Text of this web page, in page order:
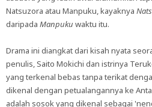
Natsuzora atau Manpuku, kayaknya
daripada Manpuku waktu itu.
Drama ini diangkat dari kisah nyata
penulis, Saito Mokichi dan istrinya
yang terkenal bebas tanpa terikat
dikenal dengan petualangannya ke
adalah sosok yang dikenal sebagai